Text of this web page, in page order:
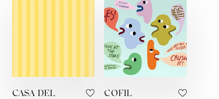
CASA DEL
COFIL